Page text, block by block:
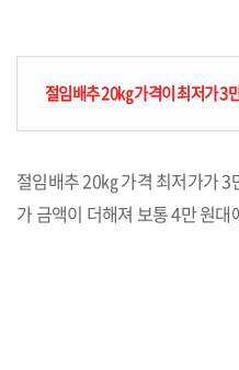
절임배추 20㎏ 가격이 최저가 3
절임배추 20㎏ 가격 최저가가
가 금액이 더해져 보통 4만 원